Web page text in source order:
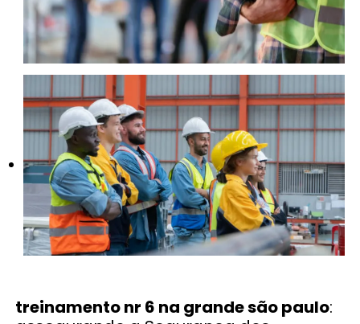
treinamento nr 6 na grande são paulo: